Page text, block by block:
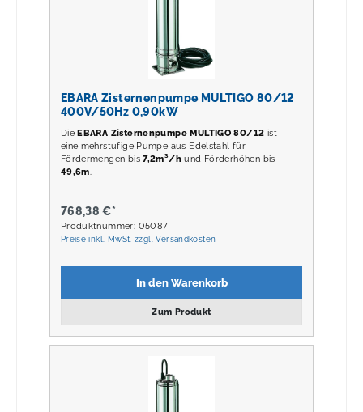
EBARA Zisternenpumpe MULTIGO 80/12
400V/50Hz 0,90kW
DieEBARA Zisternenpumpe MULTIGO 80/12 ist
eine mehrstufige Pumpe aus Edelstahl für
Fördermengen bis7,2m³/h und Förderhöhen bis
49,6m.
768,38 €*
Produktnummer: 05087
Preise inkl. MwSt. zzgl. Versandkosten
In den Warenkorb
Zum Produkt